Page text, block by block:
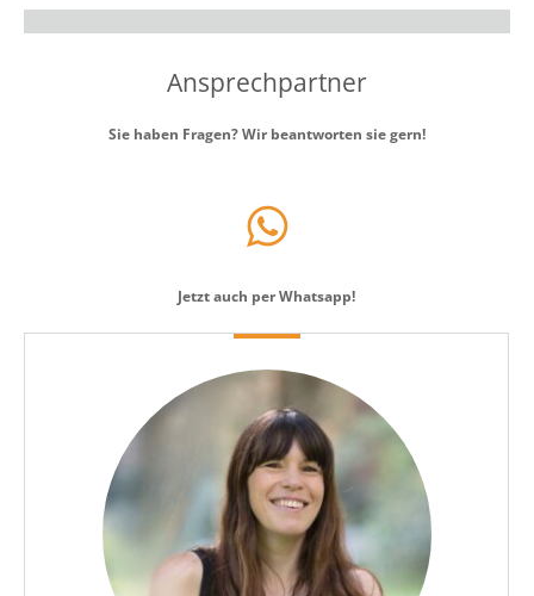
Ansprechpartner
Sie haben Fragen? Wir beantworten sie gern!
Jetzt auch per Whatsapp!